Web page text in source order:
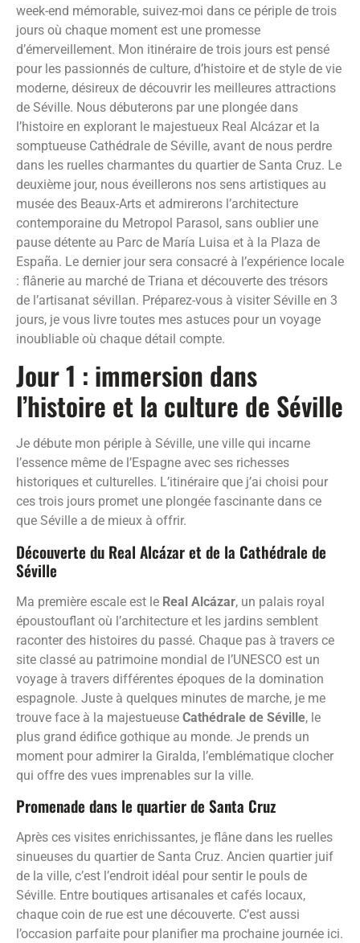
week-end mémorable, suivez-moi dans ce périple de trois
jours où chaque moment est une promesse
d’émerveillement. Mon itinéraire de trois jours est pensé
pour les passionnés de culture, d’histoire et de style de vie
moderne, désireux de découvrir les meilleures attractions
de Séville. Nous débuterons par une plongée dans
l’histoire en explorant le majestueux Real Alcázar et la
somptueuse Cathédrale de Séville, avant de nous perdre
dans les ruelles charmantes du quartier de Santa Cruz. Le
deuxième jour, nous éveillerons nos sens artistiques au
musée des Beaux-Arts et admirerons l’architecture
contemporaine du Metropol Parasol, sans oublier une
pause détente au Parc de María Luisa et à la Plaza de
España. Le dernier jour sera consacré à l’expérience locale
: flânerie au marché de Triana et découverte des trésors
de l’artisanat sévillan. Préparez-vous à visiter Séville en 3
jours, je vous livre toutes mes astuces pour un voyage
inoubliable où chaque détail compte.
Jour 1 : immersion dans
l’histoire et la culture de Séville
Je débute mon périple à Séville, une ville qui incarne
l’essence même de l’Espagne avec ses richesses
historiques et culturelles. L’itinéraire que j’ai choisi pour
ces trois jours promet une plongée fascinante dans ce
que Séville a de mieux à offrir.
Découverte du Real Alcázar et de la Cathédrale de
Séville
Ma première escale est le Real Alcázar, un palais royal
époustouflant où l’architecture et les jardins semblent
raconter des histoires du passé. Chaque pas à travers ce
site classé au patrimoine mondial de l’UNESCO est un
voyage à travers différentes époques de la domination
espagnole. Juste à quelques minutes de marche, je me
trouve face à la majestueuse Cathédrale de Séville, le
plus grand édifice gothique au monde. Je prends un
moment pour admirer la Giralda, l’emblématique clocher
qui offre des vues imprenables sur la ville.
Promenade dans le quartier de Santa Cruz
Après ces visites enrichissantes, je flâne dans les ruelles
sinueuses du quartier de Santa Cruz. Ancien quartier juif
de la ville, c’est l’endroit idéal pour sentir le pouls de
Séville. Entre boutiques artisanales et cafés locaux,
chaque coin de rue est une découverte. C’est aussi
l’occasion parfaite pour planifier ma prochaine journée ici.